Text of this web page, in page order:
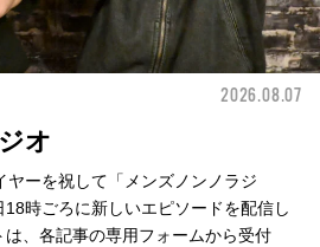
2026.08.07
オ
ヤーを祝して「メンズノンノラジ
時ごろに新しいエピソードを配信し
は、各記事の専用フォームから受付